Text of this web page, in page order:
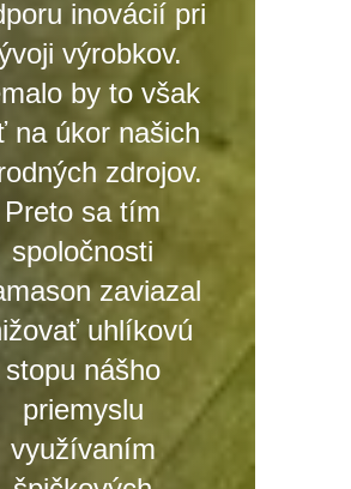
inovácií pri
výrobkov.
by to však
na úkor našich
zdrojov.
Preto sa tím
spoločnosti
zaviazal
uhlíkovú
stopu nášho
priemyslu
využívaním